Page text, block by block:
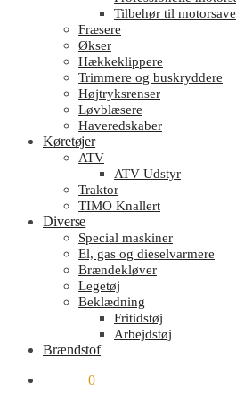
Tilbehør til motorsave
Fræsere
Økser
Hækkeklippere
Trimmere og buskryddere
Højtryksrenser
Løvblæsere
Haveredskaber
Køretøjer
ATV
ATV Udstyr
Traktor
TIMO Knallert
Diverse
Special maskiner
El, gas og dieselvarmere
Brændekløver
Legetøj
Beklædning
Fritidstøj
Arbejdstøj
Brændstof
0